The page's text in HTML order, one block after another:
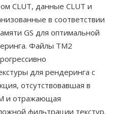
CLUT, данные CLUT и
в соответствии
GS для оптимальной
Файлы TM2
для рендеринга с
отсутствовавшая в
и отражающая
фильтрации текстур.